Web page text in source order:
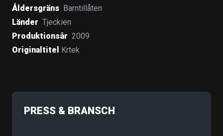
Åldersgräns Barntillåten
Länder Tjeckien
Produktionsår 2009
Originaltitel Krtek
PRESS & BRANSCH